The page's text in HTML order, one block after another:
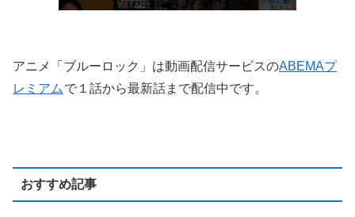
アニメ「ブルーロック」は動画配信サービスのABEMAプ
レミアム で１話から最新話まで配信中です。
おすすめ記事